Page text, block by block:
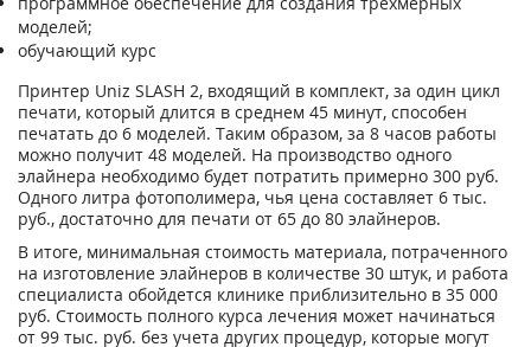
моделей;
обучающий курс
Принтер Uniz SLASH 2, входящий в комплект, за один цикл
печати, который длится в среднем 45 минут, способен
печатать до 6 моделей. Таким образом, за 8 часов работы
можно получит 48 моделей. На производство одного
элайнера необходимо будет потратить примерно 300 руб.
Одного литра фотополимера, чья цена составляет 6 тыс.
руб., достаточно для печати от 65 до 80 элайнеров.
В итоге, минимальная стоимость материала, потраченного
на изготовление элайнеров в количестве 30 штук, и работа
специалиста обойдется клинике приблизительно в 35 000
руб. Стоимость полного курса лечения может начинаться
от 99 тыс. руб. без учета других процедур, которые могут